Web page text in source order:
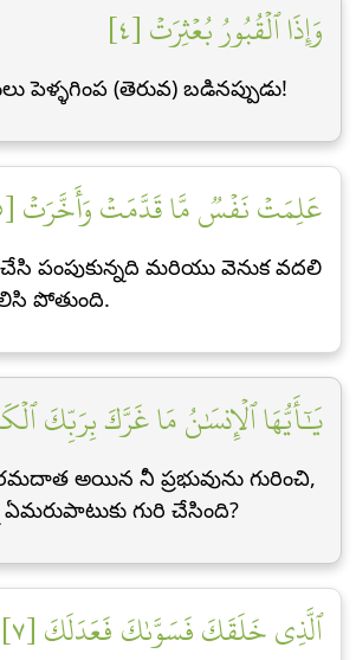
وَإِذَا ٱلۡقُبُورُ بُعۡثِرَتۡ [٤]
(తెరువ) బడినప్పుడు!
عَلِمَتۡ نَفۡسٞ مَّا قَدَّمَتۡ وَأَخَّرَتۡ [٥]
చేసి పంపుకున్నది మరియు వెనుక వదలి
పోతుంది.
يَٰٓأَيُّهَا ٱلۡإِنسَٰنُ مَا غَرَّكَ بِرَبِّكَ
అయిన నీ ప్రభువును గురించి,
గురి చేసింది?
ٱلَّذِي خَلَقَكَ فَسَوَّىٰكَ فَعَدَلَكَ [٧]